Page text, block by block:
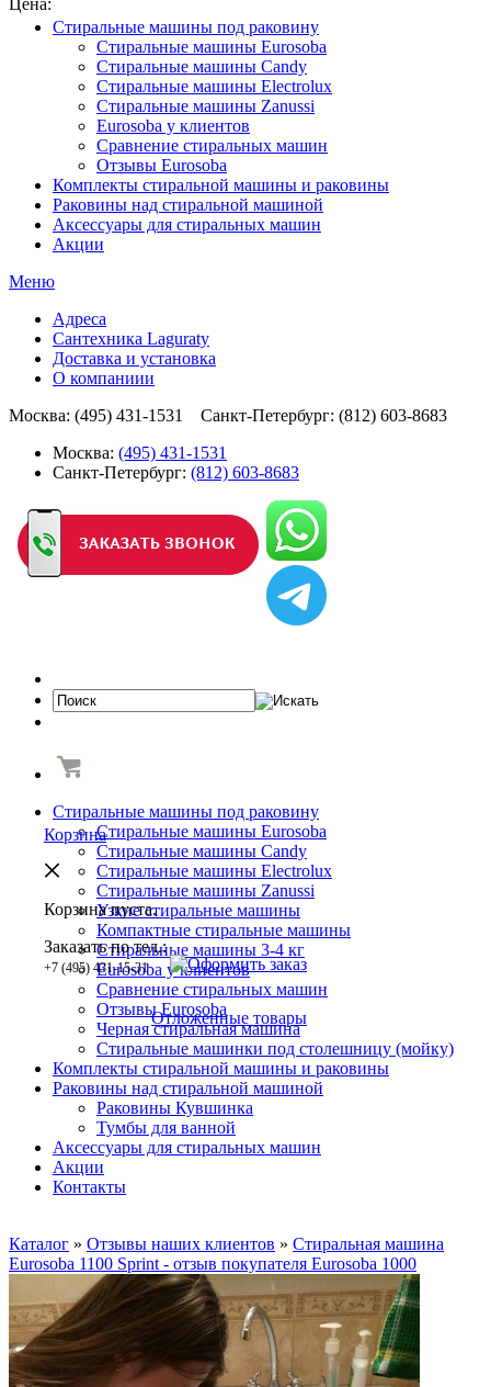
Стиральные машины под раковину
Стиральные машины Eurosoba
Стиральные машины Candy
Стиральные машины Electrolux
Стиральные машины Zanussi
Eurosoba у клиентов
Сравнение стиральных машин
Отзывы Eurosoba
Комплекты стиральной машины и раковины
Раковины над стиральной машиной
Аксесcуары для стиральных машин
Акции
Меню
Адреса
Сантехника Laguraty
Доставка и установка
О компаниии
Москва: (495) 431-1531 Санкт-Петербург: (812) 603-8683
Москва: (495) 431-1531
Санкт-Петербург: (812) 603-8683
Корзина
Корзина пуста.
Заказать по тел.:
+7 (495) 431-15-31
Отложенные товары
Стиральные машины под раковину
Стиральные машины Eurosoba
Стиральные машины Candy
Стиральные машины Electrolux
Стиральные машины Zanussi
Узкие стиральные машины
Компактные стиральные машины
Cтиральные машины 3-4 кг
Eurosoba у клиентов
Сравнение стиральных машин
Отзывы Eurosoba
Черная стиральная машина
Стиральные машинки под столешницу (мойку)
Комплекты стиральной машины и раковины
Раковины над стиральной машиной
Раковины Кувшинка
Тумбы для ванной
Аксесcуары для стиральных машин
Акции
Контакты
Каталог » Отзывы наших клиентов » Стиральная машина
Eurosoba 1100 Sprint - отзыв покупателя Eurosoba 1000
Цена: